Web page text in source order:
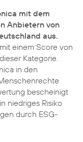
mit dem
Anbietern von
aus.
einem Score von
Kategorie.
in den
bescheinigt
niedriges Risiko
durch ESG-